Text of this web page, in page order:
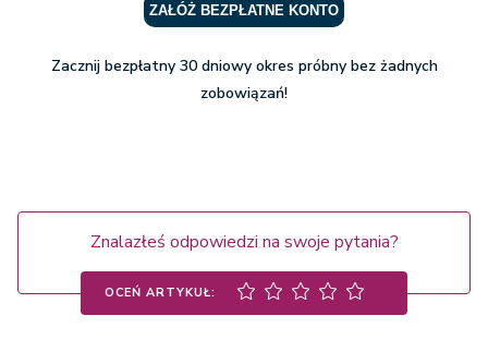
ZAŁÓŻ BEZPŁATNE KONTO
Zacznij bezpłatny 30 dniowy okres próbny bez żadnych
zobowiązań!
Znalazłeś odpowiedzi na swoje pytania?
OCEŃ ARTYKUŁ: